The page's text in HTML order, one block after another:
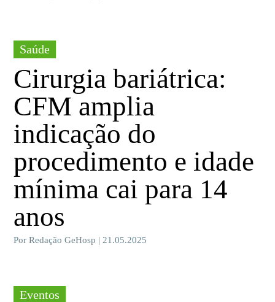
Saúde
Cirurgia bariátrica:
CFM amplia
indicação do
procedimento e idade
mínima cai para 14
anos
Por Redação GeHosp | 21.05.2025
Eventos